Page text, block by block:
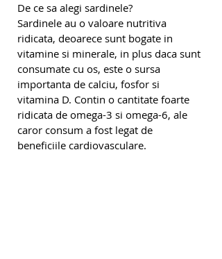
De ce sa alegi sardinele?
Sardinele au o valoare nutritiva
ridicata, deoarece sunt bogate in
vitamine si minerale, in plus daca sunt
consumate cu os, este o sursa
importanta de calciu, fosfor si
vitamina D. Contin o cantitate foarte
ridicata de omega-3 si omega-6, ale
caror consum a fost legat de
beneficiile cardiovasculare.